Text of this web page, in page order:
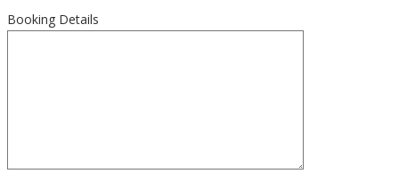
Booking Details